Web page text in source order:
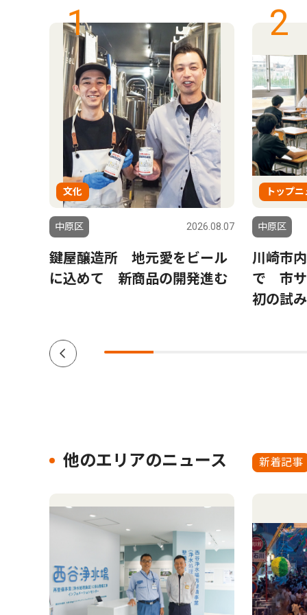
1
文化
中原区 2026.08.07
鍵屋醸造所 地元愛をビール
に込めて 新商品の開発進む
2
トップ
中原区
川崎市
で 市
初の試み
他のエリアのニュース 新着記事